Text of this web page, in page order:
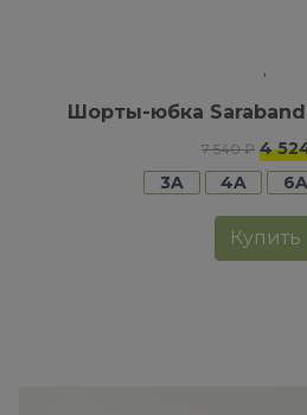
Шорты-юбка
7 540 ₽ 4
3A
4A 6A
Купить